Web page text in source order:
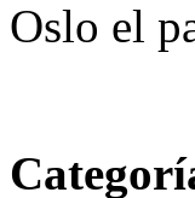
Oslo el